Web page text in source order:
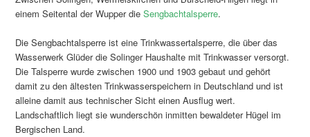
einem Seitental der Wupper dieSengbachtalsperre.
Die Sengbachtalsperre ist eine Trinkwassertalsperre, die über das
Wasserwerk Glüder die Solinger Haushalte mit Trinkwasser versorgt.
Die Talsperre wurde zwischen 1900 und 1903 gebaut und gehört
damit zu den ältesten Trinkwasserspeichern in Deutschland und ist
alleine damit aus technischer Sicht einen Ausflug wert.
Landschaftlich liegt sie wunderschön inmitten bewaldeter Hügel im
Bergischen Land.